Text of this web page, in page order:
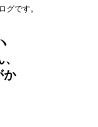
グです。
か